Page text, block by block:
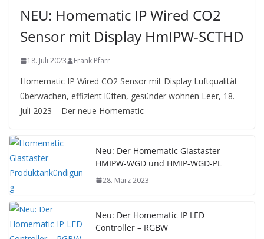
NEU: Homematic IP Wired CO2
Sensor mit Display HmIPW-SCTHD
18. Juli 2023 Frank Pfarr
Homematic IP Wired CO2 Sensor mit Display Luftqualität
überwachen, effizient lüften, gesünder wohnen Leer, 18.
Juli 2023 – Der neue Homematic
Neu: Der Homematic Glastaster
HMIPW-WGD und HMIP-WGD-PL
28. März 2023
Neu: Der Homematic IP LED
Controller – RGBW